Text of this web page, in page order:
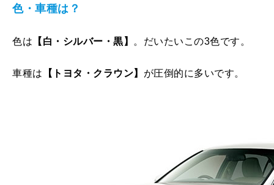
色・車種は？
色は 【白・シルバー・黒】 。だいたいこの3色です。
車種は 【トヨタ・クラウン】 が圧倒的に多いです。